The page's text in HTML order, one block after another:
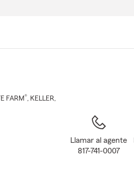
FARM®, KELLER,
Llamar al agente
817-741-0007